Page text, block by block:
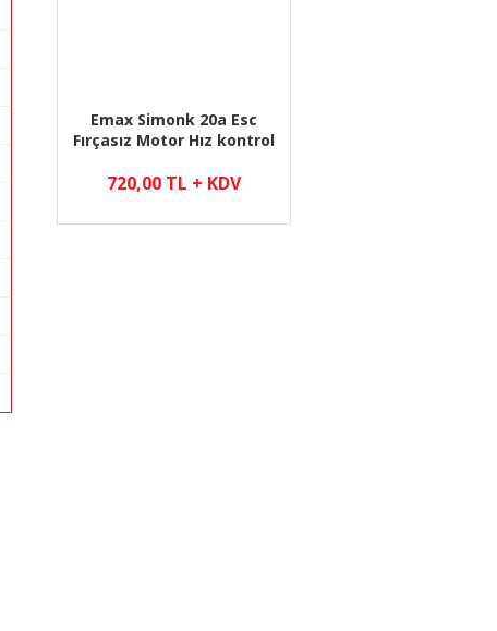
Emax Simonk 20a Esc
Fırçasız Motor Hız kontrol
720,00 TL + KDV